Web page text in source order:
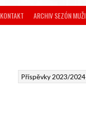
KONTAKT ARCHIV SEZÓN MUŽI
Příspěvky 2023/2024